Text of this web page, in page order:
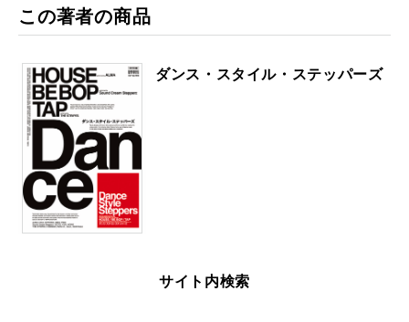
この著者の商品
ダンス・スタイル・ステッパーズ
サイト内検索